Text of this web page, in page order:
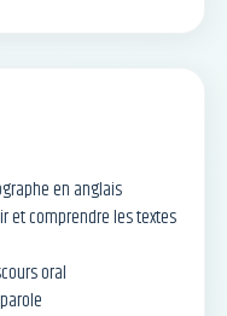
en anglais
et comprendre les textes
oral